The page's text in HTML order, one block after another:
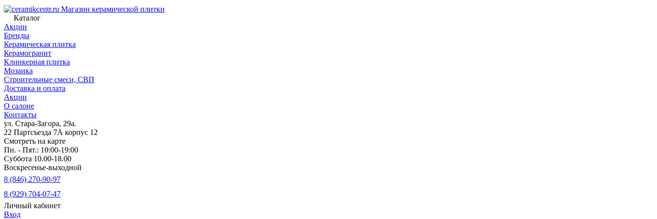
Магазин керамической плитки
Каталог
Акции
Бренды
Керамическая плитка
Керамогранит
Клинкерная плитка
Мозаика
Строительные смеси, СВП
Доставка и оплата
Акции
О салоне
Контакты
ул. Стара-Загора, 29а.
22 Партсъезда 7А корпус 12
Смотреть на карте
Пн. - Пят.: 10:00-19:00
Суббота 10.00-18.00
Воскресенье-выходной
8 (846) 270-90-97
8 (929) 704-07-47
Личный кабинет
Вход